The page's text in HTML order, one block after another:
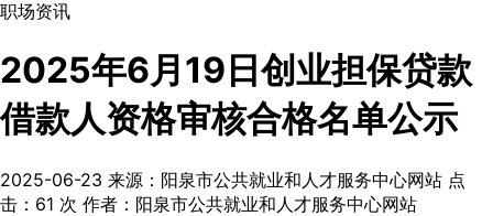
职场资讯
2025年6月19日创业担保贷款
借款人资格审核合格名单公示
2025-06-23 来源：阳泉市公共就业和人才服务中心网站 点
击： 61 次 作者：阳泉市公共就业和人才服务中心网站